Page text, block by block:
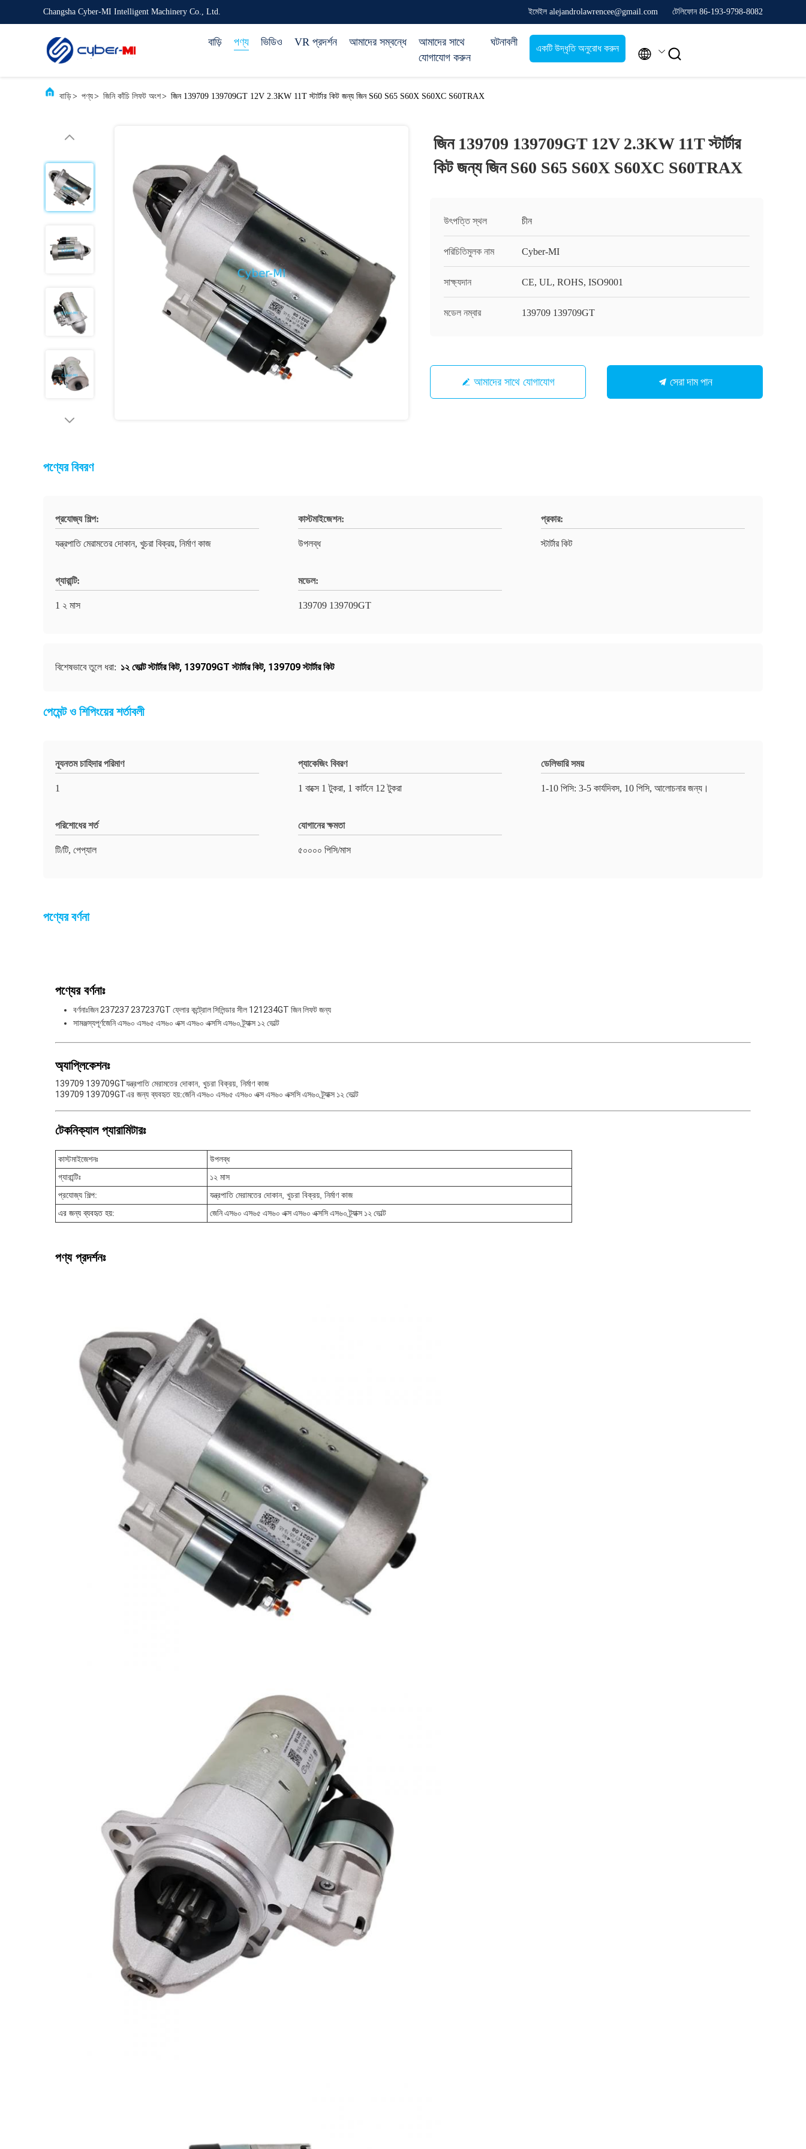
Changsha Cyber-MI Intelligent Machinery Co., Ltd. ইমেইল alejandrolawrencee@gmail.com টেলিফোন 86-193-9798-8082
বাড়ি পণ্য ভিডিও VR প্রদর্শন আমাদের সম্বন্ধে
আমাদের সাথে
যোগাযোগ করুন
ঘটনাবলী
একটি উদ্ধৃতি অনুরোধ করুন  
বাড়ি> পণ্য> জিনি কাঁচি লিফট অংশ> জিন 139709 139709GT 12V 2.3KW 11T স্টার্টার কিট জন্য জিন S60 S65 S60X S60XC S60TRAX
জিন 139709 139709GT 12V 2.3KW 11T স্টার্টার
কিট জন্য জিন S60 S65 S60X S60XC S60TRAX
উৎপত্তি স্থল চীন
পরিচিতিমুলক নাম Cyber-MI
সাক্ষ্যদান CE, UL, ROHS, ISO9001
মডেল নম্বার 139709 139709GT
আমাদের সাথে যোগাযোগ সেরা দাম পান
পণ্যের বিবরণ
প্রযোজ্য শিল্প:
যন্ত্রপাতি মেরামতের দোকান, খুচরা বিক্রয়, নির্মাণ কাজ
কাস্টমাইজেশন:
উপলব্ধ
প্রকার:
স্টার্টার কিট
গ্যারান্টি:
1 ২ মাস
মডেল:
139709 139709GT
বিশেষভাবে তুলে ধরা: ১২ ভোল্ট স্টার্টার কিট, 139709GT স্টার্টার কিট, 139709 স্টার্টার কিট
পেমেন্ট ও শিপিংয়ের শর্তাবলী
ন্যূনতম চাহিদার পরিমাণ
1
প্যাকেজিং বিবরণ
1 বাক্সে 1 টুকরা, 1 কার্টনে 12 টুকরা
ডেলিভারি সময়
1-10 পিসি: 3-5 কার্যদিবস, 10 পিসি, আলোচনার জন্য।
পরিশোধের শর্ত
টি/টি, পেপ্যাল
যোগানের ক্ষমতা
৫০০০০ পিসি/মাস
পণ্যের বর্ণনা
পণ্যের বর্ণনাঃ
বর্ণনাঃজিন 237237 237237GT ফ্লোর কন্ট্রোল সিলিন্ডার সীল 121234GT জিন লিফট জন্য
সামঞ্জস্যপূর্ণজেনি এস৬০ এস৬৫ এস৬০ এক্স এস৬০ এক্সসি এস৬০ ট্র্যাক্স ১২ ভোল্ট
অ্যাপ্লিকেশনঃ
139709 139709GTযন্ত্রপাতি মেরামতের দোকান, খুচরা বিক্রয়, নির্মাণ কাজ
139709 139709GTএর জন্য ব্যবহৃত হয়:জেনি এস৬০ এস৬৫ এস৬০ এক্স এস৬০ এক্সসি এস৬০ ট্র্যাক্স ১২ ভোল্ট
টেকনিক্যাল প্যারামিটারঃ
কাস্টমাইজেশনঃ
উপলব্ধ
গ্যারান্টিঃ
১২ মাস
প্রযোজ্য শিল্প:
যন্ত্রপাতি মেরামতের দোকান, খুচরা বিক্রয়, নির্মাণ কাজ
এর জন্য ব্যবহৃত হয়: জেনি এস৬০ এস৬৫ এস৬০ এক্স এস৬০ এক্সসি এস৬০ ট্র্যাক্স ১২ ভোল্ট
পণ্য প্রদর্শনঃ